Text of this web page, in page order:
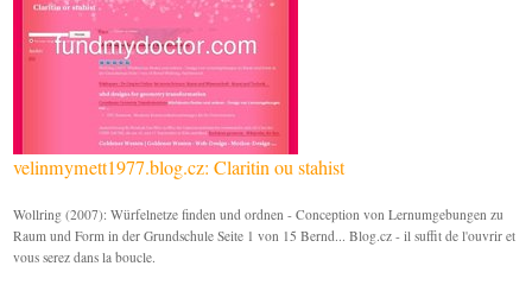
velinmymett1977.blog.cz: Claritin ou stahist
Wollring (2007): Würfelnetze finden und ordnen - Conception von Lernumgebungen zu
Raum und Form in der Grundschule Seite 1 von 15 Bernd... Blog.cz - il suffit de l'ouvrir et
vous serez dans la boucle.